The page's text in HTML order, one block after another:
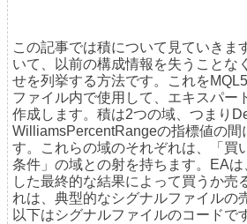
この記事では積について見ていきま
いて、以前の構成情報を失うことな
せを列挙する方法です。これを
ファイル内で使用して、エキスパー
作成します。積は2つの域、つまり
WilliamsPercentRangeの指標値の間
す。これらの域のそれぞれは、「買
条件」の域との射を持ちます。EA
した最終的な結果によって買うか売
れは、典型的なシグナルファイルの
以下はシグナルファイルのコードで